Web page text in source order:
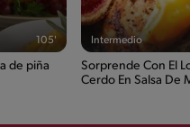
105'
de piña
Intermedio
Sorprende Con El
Cerdo En Salsa De